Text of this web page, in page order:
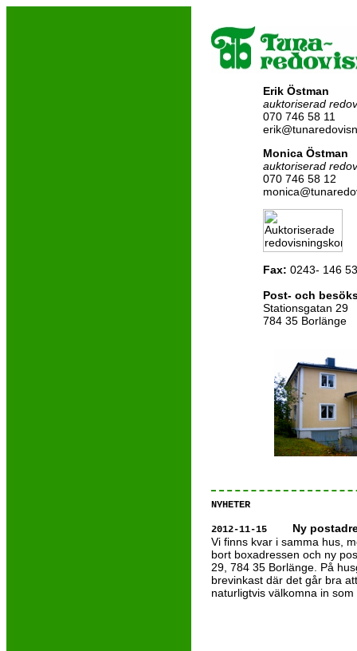
Erik Östman
auktoriserad
070 746 58 11
Monica Östman
auktoriserad
070 746 58 12
Fax: 0243- 146 53
Post- och
Stationsgatan 29
784 35 Borlänge
NYHETER
2012-11-15
Ny
Vi finns kvar i samma hus,
bort boxadressen och ny
29, 784 35 Borlänge. På
brevinkast där det går bra
naturligtvis välkomna in som